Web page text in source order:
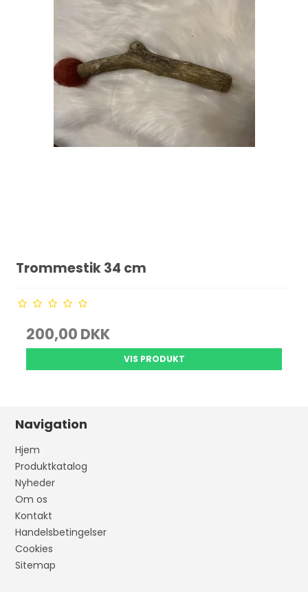
Trommestik 34 cm
200,00 DKK
VIS PRODUKT
Navigation
Hjem
Produktkatalog
Nyheder
Om os
Kontakt
Handelsbetingelser
Cookies
Sitemap